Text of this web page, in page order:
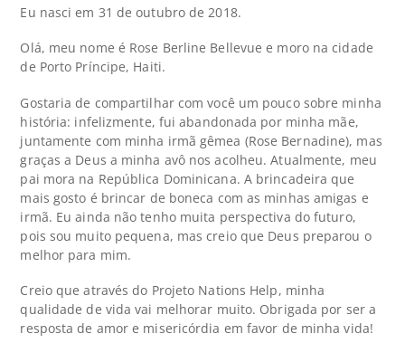
Eu nasci em 31 de outubro de 2018.
Olá, meu nome é Rose Berline Bellevue e moro na cidade
de Porto Príncipe, Haiti.
Gostaria de compartilhar com você um pouco sobre minha
história: infelizmente, fui abandonada por minha mãe,
juntamente com minha irmã gêmea (Rose Bernadine), mas
graças a Deus a minha avô nos acolheu. Atualmente, meu
pai mora na República Dominicana. A brincadeira que
mais gosto é brincar de boneca com as minhas amigas e
irmã. Eu ainda não tenho muita perspectiva do futuro,
pois sou muito pequena, mas creio que Deus preparou o
melhor para mim.
Creio que através do Projeto Nations Help, minha
qualidade de vida vai melhorar muito. Obrigada por ser a
resposta de amor e misericórdia em favor de minha vida!